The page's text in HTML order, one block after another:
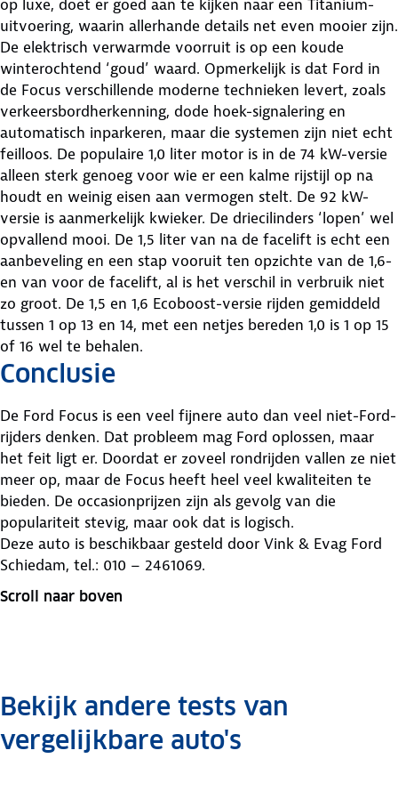
op luxe, doet er goed aan te kijken naar een Titanium-
uitvoering, waarin allerhande details net even mooier zijn.
De elektrisch verwarmde voorruit is op een koude
winterochtend ‘goud’ waard. Opmerkelijk is dat Ford in
de Focus verschillende moderne technieken levert, zoals
verkeersbordherkenning, dode hoek-signalering en
automatisch inparkeren, maar die systemen zijn niet echt
feilloos. De populaire 1,0 liter motor is in de 74 kW-versie
alleen sterk genoeg voor wie er een kalme rijstijl op na
houdt en weinig eisen aan vermogen stelt. De 92 kW-
versie is aanmerkelijk kwieker. De driecilinders ‘lopen’ wel
opvallend mooi. De 1,5 liter van na de facelift is echt een
aanbeveling en een stap vooruit ten opzichte van de 1,6-
en van voor de facelift, al is het verschil in verbruik niet
zo groot. De 1,5 en 1,6 Ecoboost-versie rijden gemiddeld
tussen 1 op 13 en 14, met een netjes bereden 1,0 is 1 op 15
of 16 wel te behalen.
Conclusie
De Ford Focus is een veel fijnere auto dan veel niet-Ford-
rijders denken. Dat probleem mag Ford oplossen, maar
het feit ligt er. Doordat er zoveel rondrijden vallen ze niet
meer op, maar de Focus heeft heel veel kwaliteiten te
bieden. De occasionprijzen zijn als gevolg van die
populariteit stevig, maar ook dat is logisch.
Deze auto is beschikbaar gesteld door Vink & Evag Ford
Schiedam, tel.: 010 – 2461069.
Scroll naar boven
Bekijk andere tests van
vergelijkbare auto's